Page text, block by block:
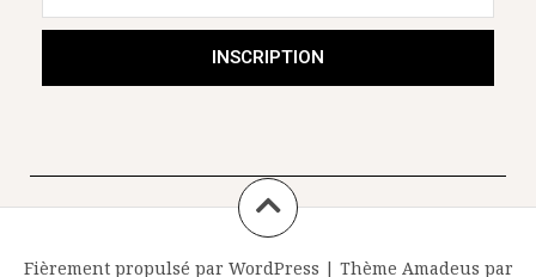
INSCRIPTION
Fièrement propulsé par WordPress | Thème Amadeus par